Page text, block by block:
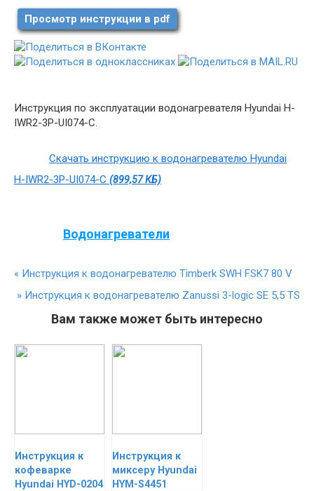
Просмотр инструкции в pdf
Инструкция по эксплуатации водонагревателя Hyundai H-
IWR2-3P-UI074-C.
Скачать инструкцию к водонагревателю Hyundai
H-IWR2-3P-UI074-C (899,57 КБ)
Водонагреватели
« Инструкция к водонагревателю Timberk SWH FSK7 80 V
» Инструкция к водонагревателю Zanussi 3-logic SE 5,5 TS
Вам также может быть интересно
Инструкция к
кофеварке
Hyundai HYD-0204
Инструкция к
миксеру Hyundai
HYM-S4451